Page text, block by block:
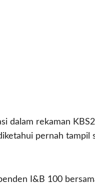
rekaman KBS2
pernah
I&B 100